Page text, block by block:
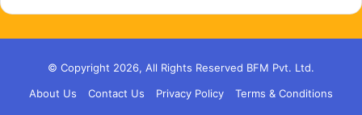
© Copyright 2026, All Rights Reserved BFM Pvt. Ltd.
About Us
Contact Us Privacy Policy
Terms & Conditions